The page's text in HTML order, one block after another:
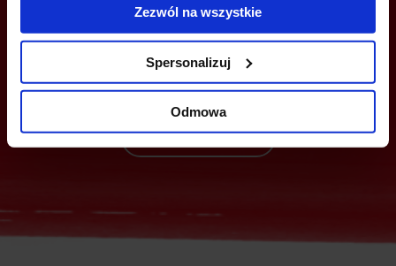
Zezwól na wszystkie
Spersonalizuj
Odmowa
Wyślij